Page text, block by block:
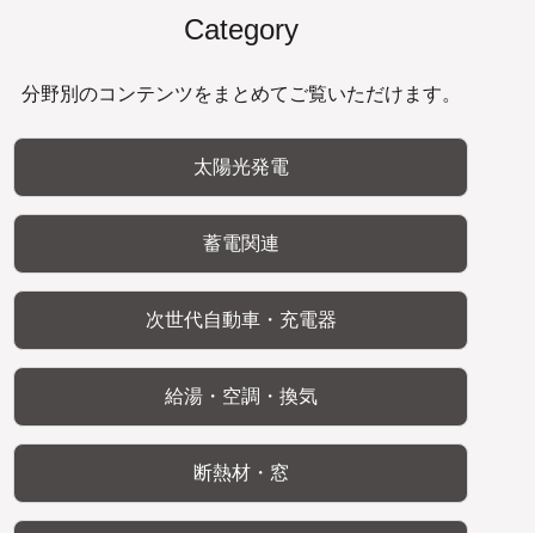
Category
分野別のコンテンツをまとめてご覧いただけます。
太陽光発電
蓄電関連
次世代自動車・充電器
給湯・空調・換気
断熱材・窓